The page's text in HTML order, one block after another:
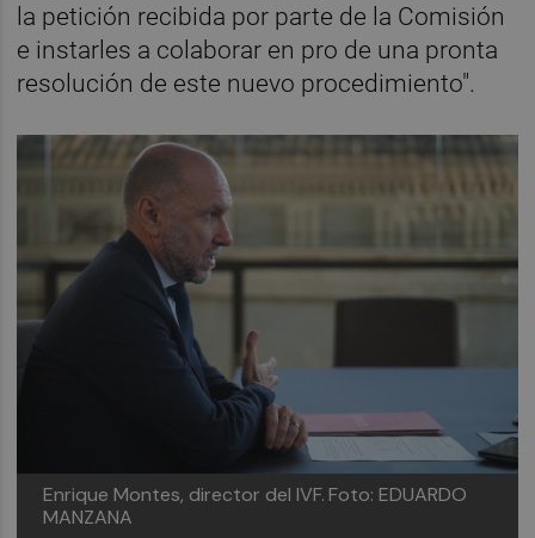
la petición recibida por parte de la Comisión
e instarles a colaborar en pro de una pronta
resolución de este nuevo procedimiento".
Enrique Montes, director del IVF. Foto: EDUARDO
MANZANA